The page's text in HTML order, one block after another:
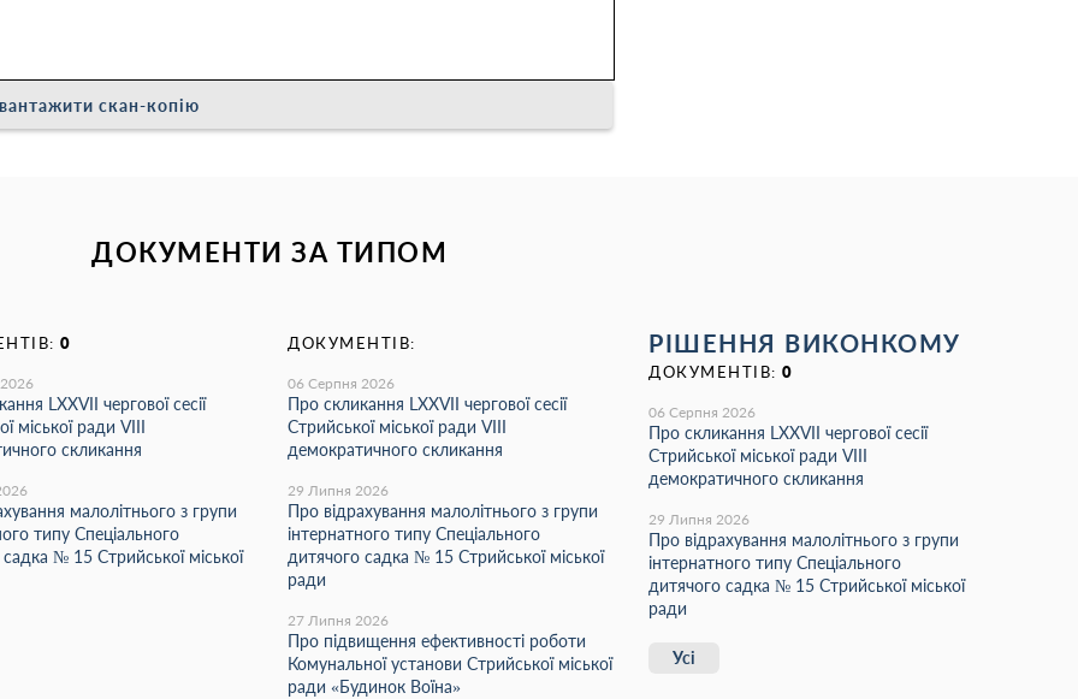
скан-копію
ДОКУМЕНТИ ЗА ТИПОМ
0
LХХVІІ чергової сесії
міської ради VIII
скликання
малолітнього з групи
типу Спеціального
№ 15 Стрийської міської
ДОКУМЕНТІВ:
06 Серпня 2026
Про скликання LХХVІІ чергової сесії
Стрийської міської ради VIII
демократичного скликання
29 Липня 2026
Про відрахування малолітнього з групи
інтернатного типу Спеціального
дитячого садка № 15 Стрийської міської
ради
27 Липня 2026
Про підвищення ефективності роботи
Комунальної установи Стрийської міської
ради «Будинок Воїна»
РІШЕННЯ ВИКОНКОМУ
ДОКУМЕНТІВ: 0
06 Серпня 2026
Про скликання LХХVІІ чергової сесії
Стрийської міської ради VIII
демократичного скликання
29 Липня 2026
Про відрахування малолітнього з групи
інтернатного типу Спеціального
дитячого садка № 15 Стрийської міської
ради
Усі